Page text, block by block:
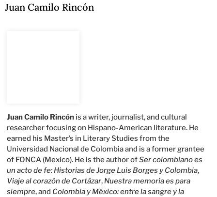
Juan Camilo Rincón
Juan Camilo Rincón is a writer, journalist, and cultural
researcher focusing on Hispano-American literature. He
earned his Master’s in Literary Studies from the
Universidad Nacional de Colombia and is a former grantee
of FONCA (Mexico). He is the author ofSer colombiano es
un acto de fe: Historias de Jorge Luis Borges y Colombia,
Viaje al corazón de Cortázar,Nuestra memoria es para
siempre, and Colombia y México: entre la sangre y la